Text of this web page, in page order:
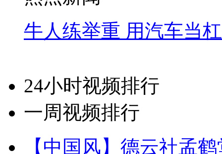
牛人练举重 用汽车当
24小时视频排行
一周视频排行
【中国风】德云社孟